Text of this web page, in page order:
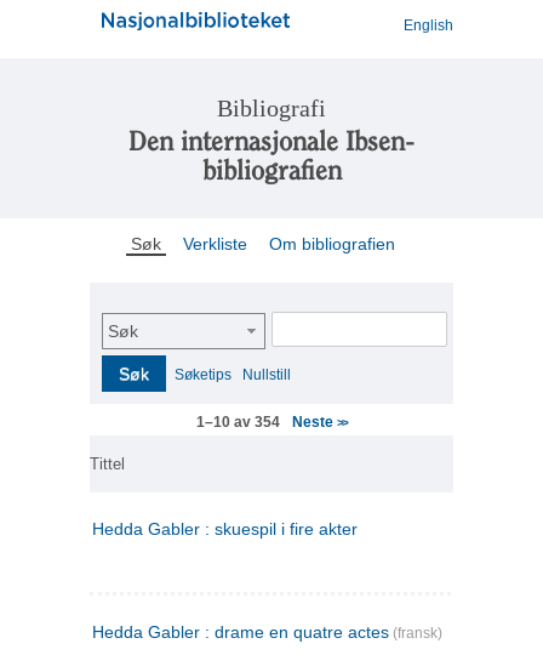
English
Bibliografi
Den internasjonale Ibsen-
bibliografien
Søk Verkliste Om bibliografien
Søk
Søk Søketips Nullstill
1–10 av 354 Neste >>
Tittel
Hedda Gabler : skuespil i fire akter
Hedda Gabler : drame en quatre actes (fransk)